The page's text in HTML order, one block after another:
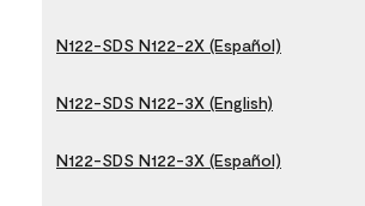
N122-SDS N122-2X (Español)
N122-SDS N122-3X (English)
N122-SDS N122-3X (Español)